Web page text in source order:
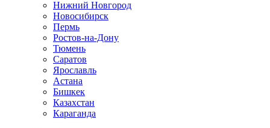
Нижний Новгород
Новосибирск
Пермь
Ростов-на-Дону
Тюмень
Саратов
Ярославль
Астана
Бишкек
Казахстан
Караганда